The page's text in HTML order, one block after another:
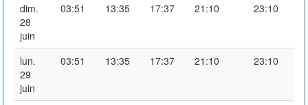
dim.
28
juin
03:51 13:35 17:37 21:10 23:10
lun.
29
juin
03:51 13:35 17:37 21:10 23:10